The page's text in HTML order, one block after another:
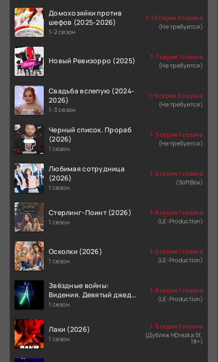
Домохозяйки против
шефов (2025-2026)
1-2 сезон
1-10 серия 2 сезона
(Не требуется)
Новый Ревизорро (2025)
1-7 серия 1 сезона
(Не требуется)
Свадьба вслепую (2024-
2026)
1-3 сезон
1-9 серия 3 сезона
(Не требуется)
Черный список. Прораб
(2026)
1 сезон
1-3 серия 1 сезона
(Не требуется)
Любимая сотрудница
(2026)
1 сезон
1-2 серия 1 сезона
(SoftBox)
Стерлинг-Поинт (2026)
1 сезон
1-8 серия 1 сезона
(LE-Production)
Осколки (2026)
1 сезон
1-2 серия 1 сезона
(LE-Production)
Звёздные войны:
Видения. Девятый джедай
(2026)
1 сезон
1-8 серия 1 сезона
(LE-Production)
Лаки (2026)
1 сезон
1-5 серия 1 сезона
(Дубляж HDrezka St.
18+)